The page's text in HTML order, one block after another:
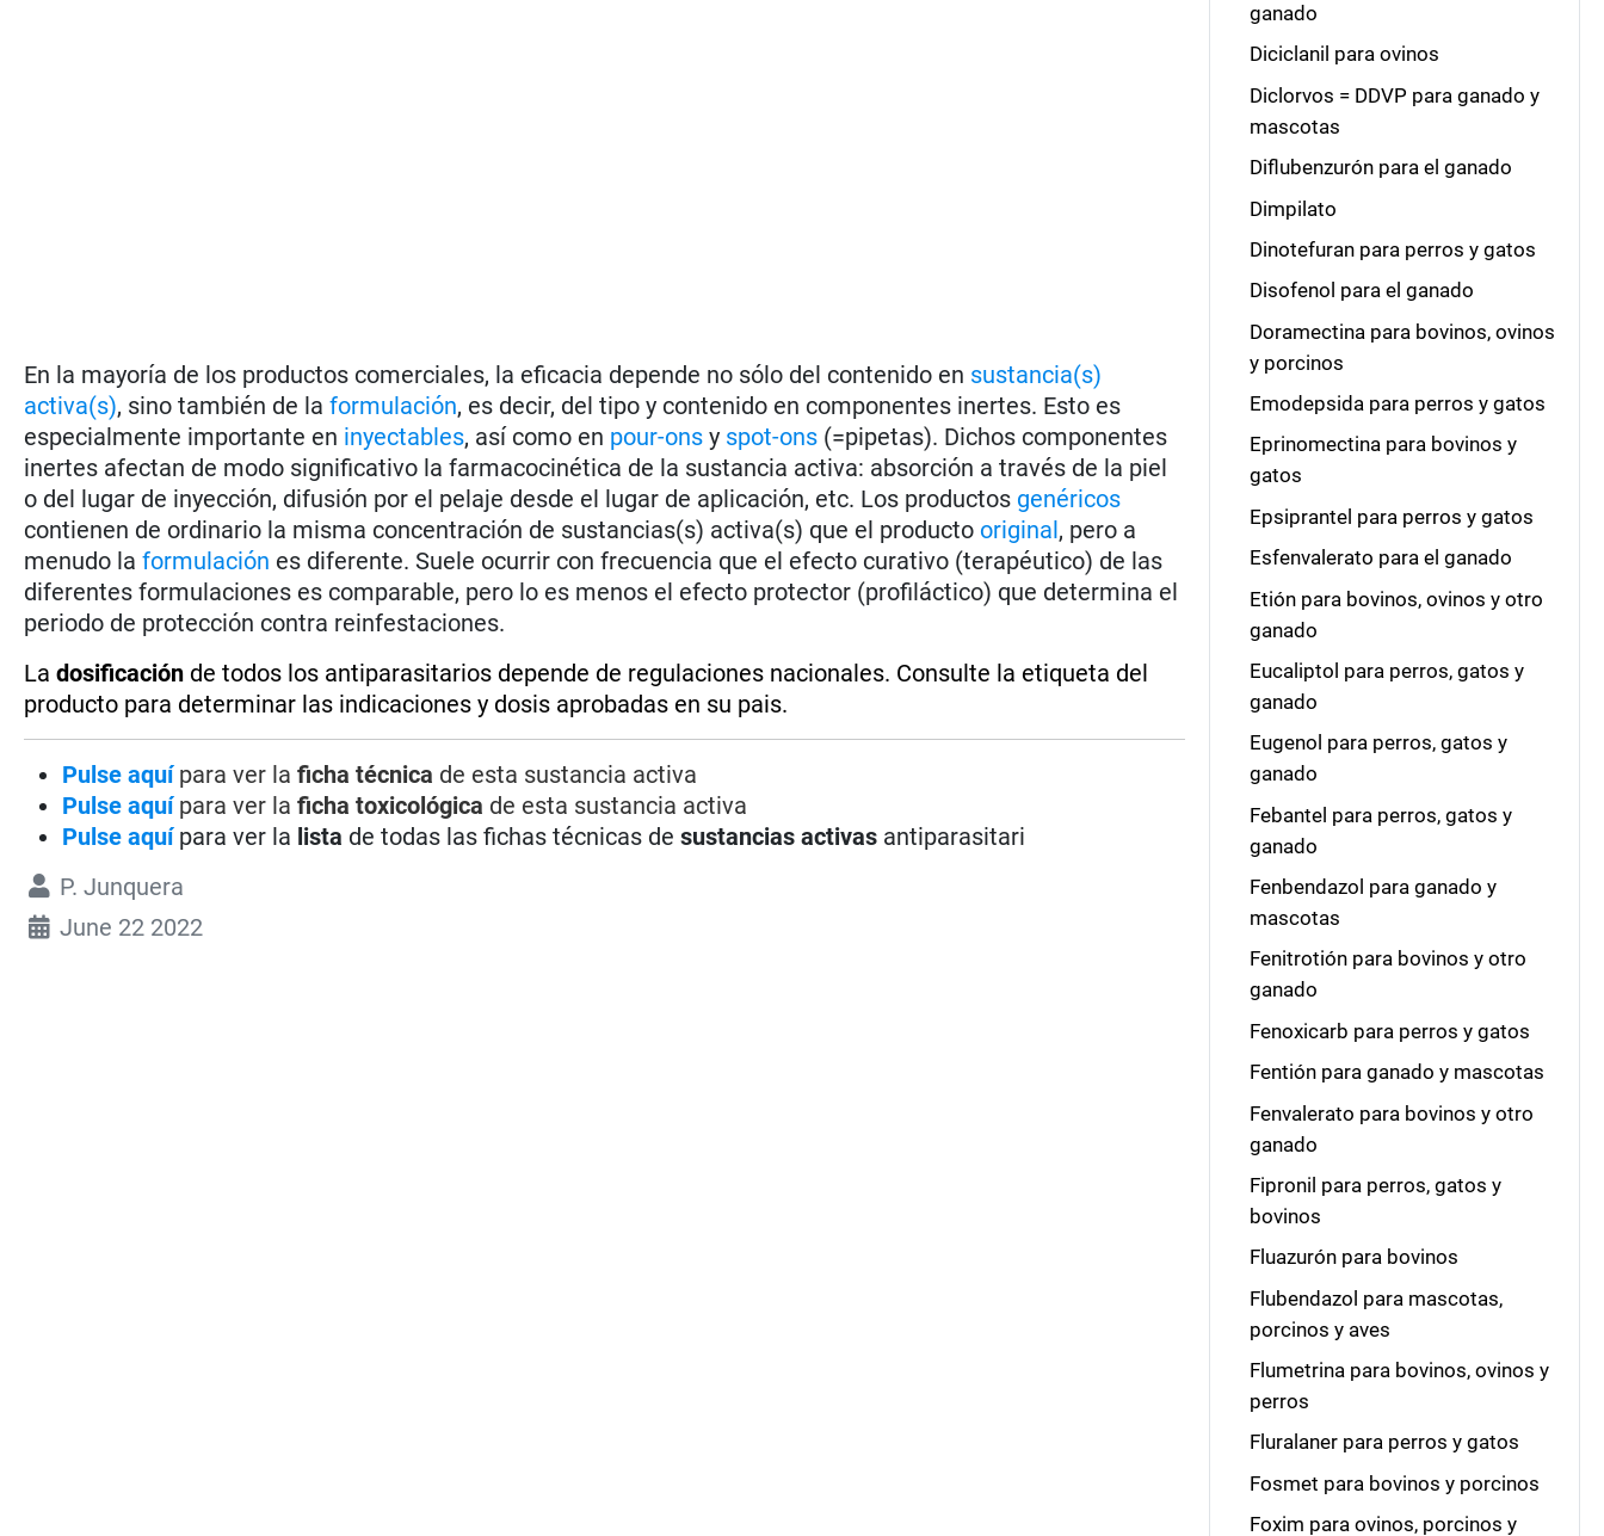
En la mayoría de los productos comerciales, la eficacia depende no sólo del contenido en sustancia(s)
activa(s), sino también de laformulación, es decir, del tipo y contenido en componentes inertes. Esto es
especialmente importante en inyectables, así como en pour-ons y spot-ons (=pipetas). Dichos componentes
inertes afectan de modo significativo la farmacocinética de la sustancia activa: absorción a través de la piel
o del lugar de inyección, difusión por el pelaje desde el lugar de aplicación, etc. Los productos genéricos
contienen de ordinario la misma concentración de sustancias(s) activa(s) que el productooriginal, pero a
menudo laformulación es diferente. Suele ocurrir con frecuencia que el efecto curativo (terapéutico) de las
diferentes formulaciones es comparable, pero lo es menos el efecto protector (profiláctico) que determina el
periodo de protección contra reinfestaciones.
Ladosificación de todos los antiparasitarios depende de regulaciones nacionales. Consulte la etiqueta del
producto para determinar las indicaciones y dosis aprobadas en su pais.
Pulse aquípara ver laficha técnica de esta sustancia activa
Pulse aquípara ver laficha toxicológica de esta sustancia activa
Pulse aquí para ver la lista de todas las fichas técnicas desustancias activas antiparasitari
P. Junquera
June 22 2022
ganado
Diciclanil para ovinos
Diclorvos = DDVP para ganado y
mascotas
Diflubenzurón para el ganado
Dimpilato
Dinotefuran para perros y gatos
Disofenol para el ganado
Doramectina para bovinos, ovinos
y porcinos
Emodepsida para perros y gatos
Eprinomectina para bovinos y
gatos
Epsiprantel para perros y gatos
Esfenvalerato para el ganado
Etión para bovinos, ovinos y otro
ganado
Eucaliptol para perros, gatos y
ganado
Eugenol para perros, gatos y
ganado
Febantel para perros, gatos y
ganado
Fenbendazol para ganado y
mascotas
Fenitrotión para bovinos y otro
ganado
Fenoxicarb para perros y gatos
Fentión para ganado y mascotas
Fenvalerato para bovinos y otro
ganado
Fipronil para perros, gatos y
bovinos
Fluazurón para bovinos
Flubendazol para mascotas,
porcinos y aves
Flumetrina para bovinos, ovinos y
perros
Fluralaner para perros y gatos
Fosmet para bovinos y porcinos
Foxim para ovinos, porcinos y